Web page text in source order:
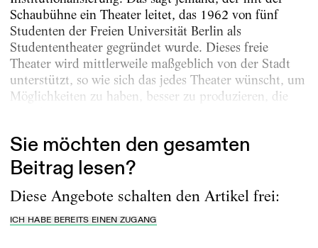
Schaubühne ein Theater leitet, das 1962 von fünf
Studenten der Freien Universität Berlin als
Studententheater gegründet wurde. Dieses freie
Theater wird mittlerweile maßgeblich von der Stadt
unterstützt, so wie sich das jedes Theater wünscht, um
Möglichkeiten zu haben, besser zu produzieren, die
Sie möchten den gesamten
Beitrag lesen?
Diese Angebote schalten den Artikel frei:
ICH HABE BEREITS EINEN ZUGANG